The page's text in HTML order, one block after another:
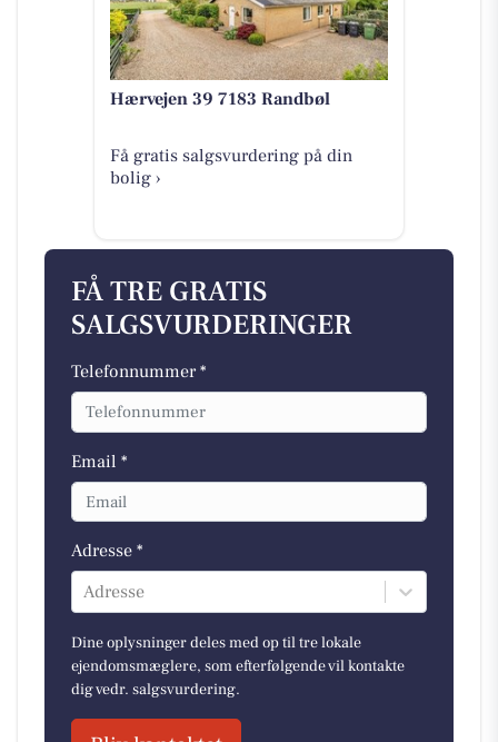
Hærvejen 39 7183 Randbøl
Få gratis salgsvurdering på din
bolig ›
FÅ TRE GRATIS
SALGSVURDERINGER
Telefonnummer *
Email *
Adresse *
Adresse
Dine oplysninger deles med op til tre lokale
ejendomsmæglere, som efterfølgende vil kontakte
dig vedr. salgsvurdering.